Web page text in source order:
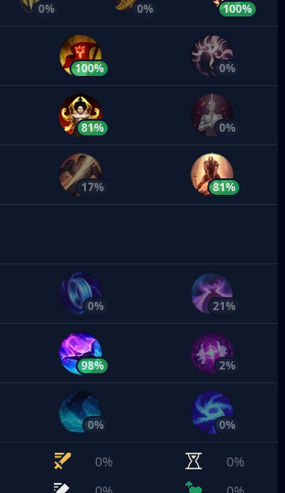
0% 0% 100%
100% 0%
81% 0%
17% 81%
0% 21%
98% 2%
0% 0%
0%
0%